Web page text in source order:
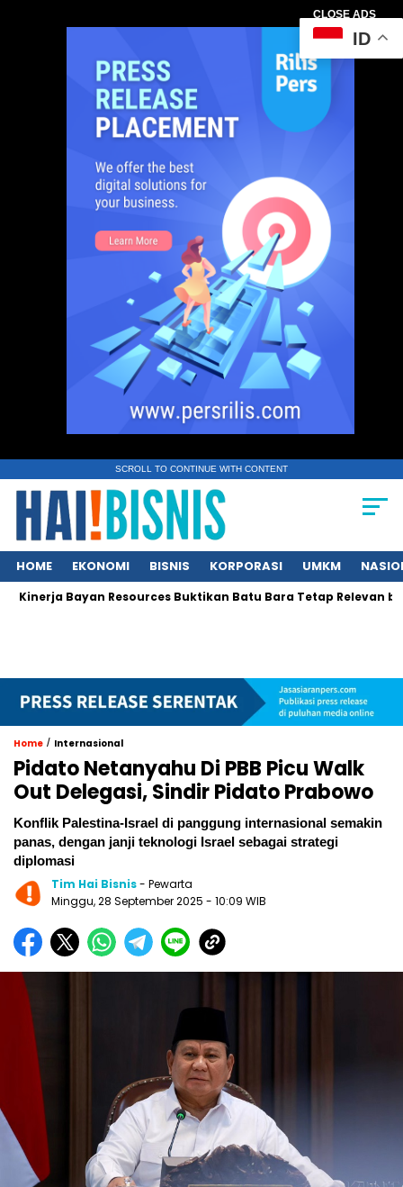
CLOSE ADS
SCROLL TO CONTINUE WITH CONTENT
HOME EKONOMI BISNIS KORPORASI UMKM
Bayan Resources Buktikan Batu Bara Tetap Relevan bagi
Home / Internasional
Pidato Netanyahu Di PBB Picu Walk
Out Delegasi, Sindir Pidato Prabowo
Konflik Palestina-Israel di panggung internasional semakin
panas, dengan janji teknologi Israel sebagai strategi
diplomasi
Tim Hai Bisnis- Pewarta
Minggu, 28 September 2025 - 10:09 WIB
ID